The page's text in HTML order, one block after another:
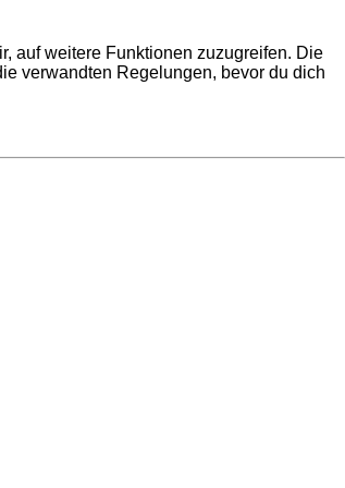
auf weitere Funktionen zuzugreifen. Die
verwandten Regelungen, bevor du dich